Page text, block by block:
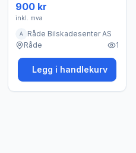
900 kr
inkl. mva
A
Råde Bilskadesenter AS
Råde
1
Legg i handlekurv